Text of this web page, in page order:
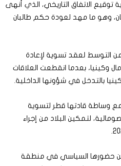
الاتفاق التاريخي، الذي أنهى
وهو ما مهد لعودة حكم طالبان
قطر من التوسط لعقد تسوية لإعادة
وكينيا، بعدما انقطعت العلاقات
بالتدخل في شؤونها الداخلية.
وساطة قادتها قطر لتسوية
لتمكين البلاد من إجراء
حضورها السياسي في منطقة